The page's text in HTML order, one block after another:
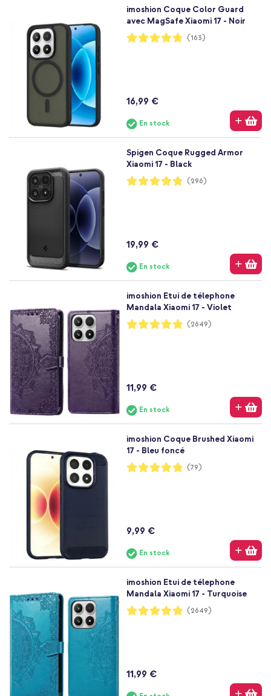
imoshion Coque Color Guard
avec MagSafe Xiaomi 17 - Noir
Notation:
95%
(163)
16,99 €
En stock
Spigen Coque Rugged Armor
Xiaomi 17 - Black
Notation:
96%
(296)
19,99 €
En stock
imoshion Etui de télephone
Mandala Xiaomi 17 - Violet
Notation:
97%
(2649)
11,99 €
En stock
imoshion Coque Brushed Xiaomi
17 - Bleu foncé
Notation:
96%
(79)
9,99 €
En stock
imoshion Etui de télephone
Mandala Xiaomi 17 - Turquoise
Notation:
97%
(2649)
11,99 €